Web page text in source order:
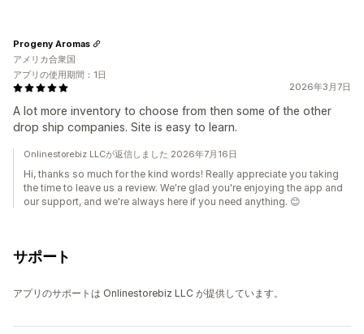
2026年3月7日
A lot more inventory to choose from then some of the other
drop ship companies. Site is easy to learn.
Progeny Aromas
アメリカ合衆国
アプリの使用期間：1日
Onlinestorebiz LLCが返信しました 2026年7月16日
Hi, thanks so much for the kind words! Really appreciate you taking
the time to leave us a review. We're glad you're enjoying the app and
our support, and we're always here if you need anything. 😊
サポート
アプリのサポートは Onlinestorebiz LLC が提供しています。